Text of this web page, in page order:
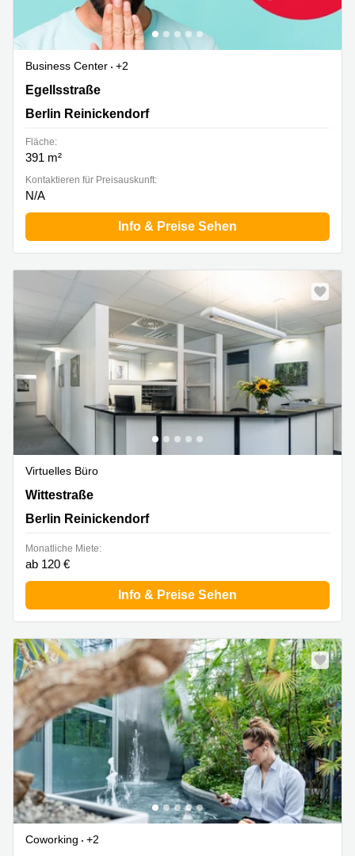
Business Center
+2
Egellsstraße 21, Berlin Reinickendorf
Egellsstraße
Berlin Reinickendorf
Fläche:
391 m²
Kontaktieren für Preisauskunft:
N/A
Info & Preise Sehen
Virtuelles Büro
Wittestraße 30 K, Berlin Reinickendorf
Wittestraße
Berlin Reinickendorf
Monatliche Miete:
ab 120 €
Info & Preise Sehen
Coworking +2